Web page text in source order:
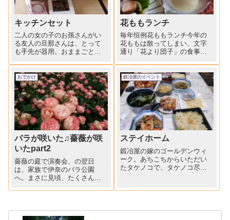
キッチンセット
二人の女の子のお孫さんがい
る友人の旦那さんは、とって
も手先が器用。おままごとの
くさん、ケーキも玉ねぎも細
かいところに気配り
が・・・・目盛だってちゃん
と付いてます。わたしの一番
のビックリは、...
花ももランチ
毎年恒例花ももランチ今年の
花ももは散ってしまい、文字
通り「花より団子」の食事会
の食事会が楽しみです。
おでかけ
バラが咲いた♫薔薇が咲
いたpart2
薔薇の庭で演奏会、の翌日
は、家族で伊奈のバラ公園
へ。まさに見頃、たくさんの
鍛冶屋のイベント
ステイホーム
鍛冶屋の嫁のゴールデンウィ
ーク。あちこちからいただい
たタケノコで、タケノコ尽く
ノコとフキの煮物、酢味噌和